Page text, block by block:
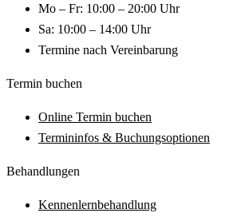
Mo – Fr: 10:00 – 20:00 Uhr
Sa: 10:00 – 14:00 Uhr
Termine nach Vereinbarung
Termin buchen
Online Termin buchen
Termininfos & Buchungsoptionen
Behandlungen
Kennenlernbehandlung